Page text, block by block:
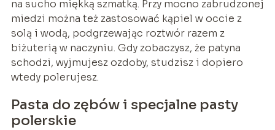
na sucho miękką szmatką. Przy mocno zabrudzonej
miedzi można też zastosować kąpiel w occie z
solą i wodą, podgrzewając roztwór razem z
biżuterią w naczyniu. Gdy zobaczysz, że patyna
schodzi, wyjmujesz ozdoby, studzisz i dopiero
wtedy polerujesz.
Pasta do zębów i specjalne pasty
polerskie